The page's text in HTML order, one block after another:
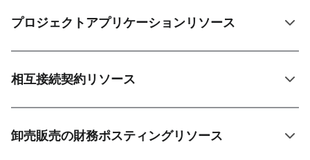
プロジェクトアプリケーションリソース
相互接続契約リソース
卸売販売の財務ポスティングリソース